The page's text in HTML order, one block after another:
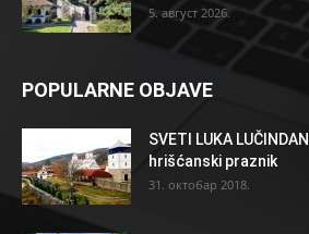
5. август 2026.
POPULARNE OBJAVE
SVETI LUKA
hrišćanski praznik
31. октобар 2018.